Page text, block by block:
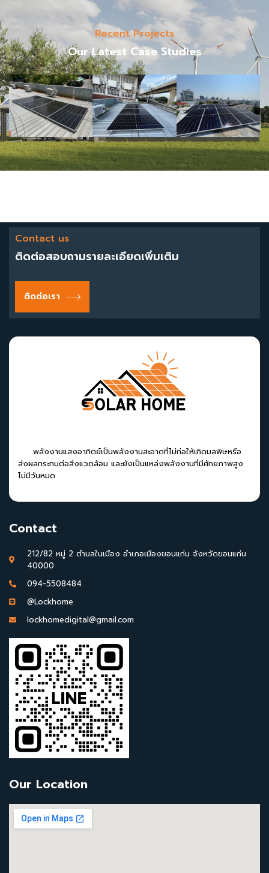
Recent Projects
Our Latest Case Studies
Contact us
ติดต่อสอบถามรายละเอียดเพิ่มเติม
ติดต่อเรา
พลังงานแสงอาทิตย์เป็นพลังงานสะอาดที่ไม่ก่อให้เกิดมลพิษหรือ
ส่งผลกระทบต่อสิ่งแวดล้อม และยังเป็นแหล่งพลังงานที่มีศักยภาพสูง
ไม่มีวันหมด
Contact
212/82 หมู่ 2 ตำบลในเมือง อำเภอเมืองขอนแก่น จังหวัดขอนแก่น
40000
094-5508484
@Lockhome
lockhomedigital@gmail.com
Our Location